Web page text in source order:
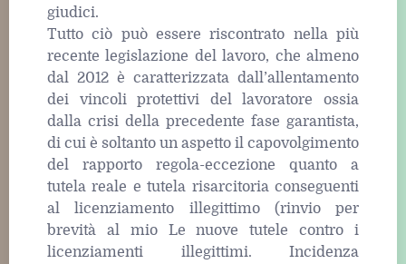
giudici.
Tutto ciò può essere riscontrato nella più
recente legislazione del lavoro, che almeno
dal 2012 è caratterizzata dall’allentamento
dei vincoli protettivi del lavoratore ossia
dalla crisi della precedente fase garantista,
di cui è soltanto un aspetto il capovolgimento
del rapporto regola-eccezione quanto a
tutela reale e tutela risarcitoria conseguenti
al licenziamento illegittimo (rinvio per
brevità al mio Le nuove tutele contro i
licenziamenti illegittimi. Incidenza